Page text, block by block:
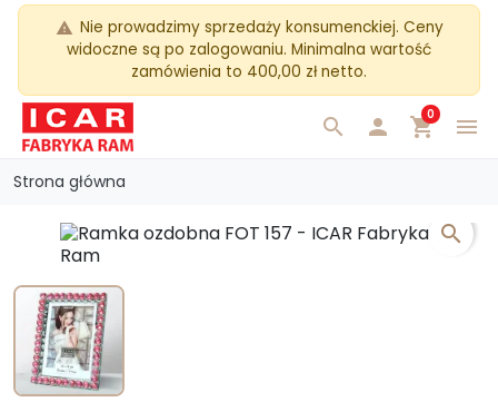
warning Nie prowadzimy sprzedaży konsumenckiej. Ceny
widoczne są po zalogowaniu. Minimalna wartość
zamówienia to 400,00 zł netto.
menu
search  shopping_cart
0
Strona główna
search